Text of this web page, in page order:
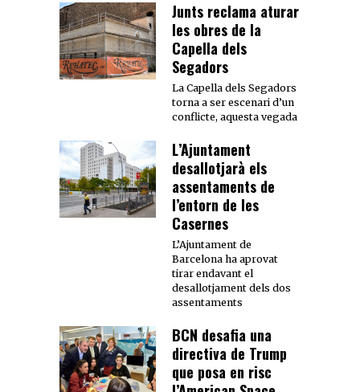
Junts reclama aturar
les obres de la
Capella dels
Segadors
La Capella dels Segadors
torna a ser escenari d’un
conflicte, aquesta vegada
L’Ajuntament
desallotjarà els
assentaments de
l’entorn de les
Casernes
L’Ajuntament de
Barcelona ha aprovat
tirar endavant el
desallotjament dels dos
assentaments
BCN desafia una
directiva de Trump
que posa en risc